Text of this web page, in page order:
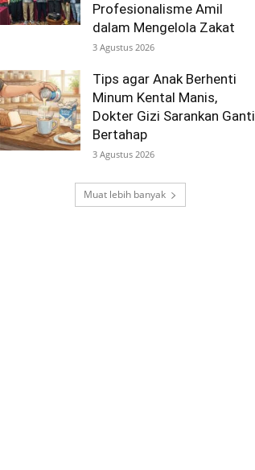
Profesionalisme Amil
dalam Mengelola Zakat
3 Agustus 2026
Tips agar Anak Berhenti
Minum Kental Manis,
Dokter Gizi Sarankan Ganti
Bertahap
3 Agustus 2026
Muat lebih banyak